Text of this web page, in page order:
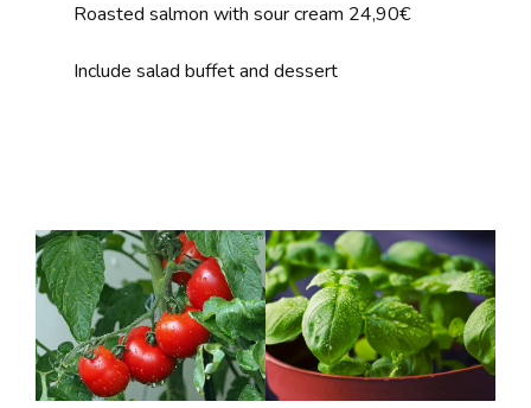
Roasted salmon with sour cream 24,90€
Include salad buffet and dessert